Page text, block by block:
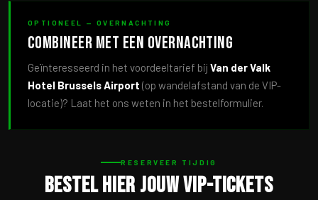
OPTIONEEL — OVERNACHTING
Combineer met een overnachting
Geïnteresseerd in het voordeeltarief bij Van der Valk
Hotel Brussels Airport (op wandelafstand van de VIP-
locatie)? Laat het ons weten in het bestelformulier.
RESERVEER TIJDIG
Bestel hier jouw VIP-tickets